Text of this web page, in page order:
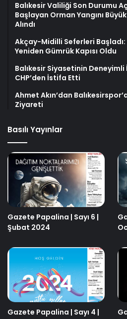
Balıkesir Valiliği Son Durumu
Başlayan Orman Yangını
Alındı
Akçay-Midilli Seferleri Başladı:
Yeniden Gümrük Kapısı Oldu
Balıkesir Siyasetinin Deneyimli
CHP’den İstifa Etti
Ahmet Akın’dan
Ziyareti
Basılı Yayınlar
Gazete Papalina | Sayı 6 |
Şubat 2024
Gazete Papalina | Sayı 4 |